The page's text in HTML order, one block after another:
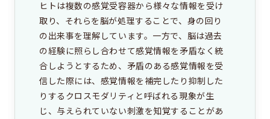
EEIC（学部）はこちら
ヒトは複数の感覚受容器から様々な情報を受け
取り、それらを脳が処理することで、身の回り
の出来事を理解しています。一方で、脳は過去
の経験に照らし合わせて感覚情報を矛盾なく統
合しようとするため、矛盾のある感覚情報を受
信した際には、感覚情報を補完したり抑制した
りするクロスモダリティと呼ばれる現象が生
じ、与えられていない刺激を知覚することがあ